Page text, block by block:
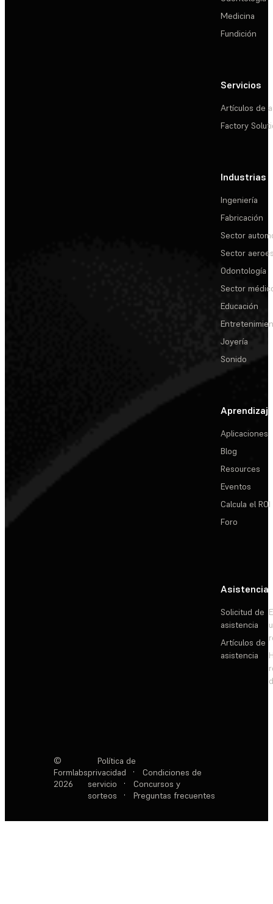
Medicina
Fundición
Servicios
Artículos de
Factory
Industrias
Ingeniería
Fabricación
Sector
Sector
Odontología
Sector
Educación
Joyería
Sonido
Aprendizaje
Aplicaciones
Blog
Resources
Eventos
Calcula el ROI
Foro
Asistencia
Solicitud de
asistencia
Artículos de
asistencia
©
Formlabs
2026
Política de
privacidad
·
Condiciones de
servicio
·
Concursos y
sorteos
· Preguntas frecuentes